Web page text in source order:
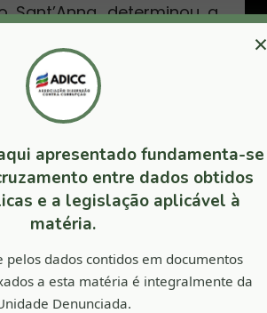
determinou a
para que seja
Também foi
da quantia de
ao superfaturamento
foi multado em R$7 mil
dessas contas.
auditores do TCM, os
extrapolam
semelhante,
de preço, vale ressaltar,
municípios da região
dos preços contratados
×
apresentado fundamenta-se
entre dados obtidos
e a legislação aplicável à
matéria.
pelos dados contidos em documentos
a esta matéria é integralmente da
Denunciada.